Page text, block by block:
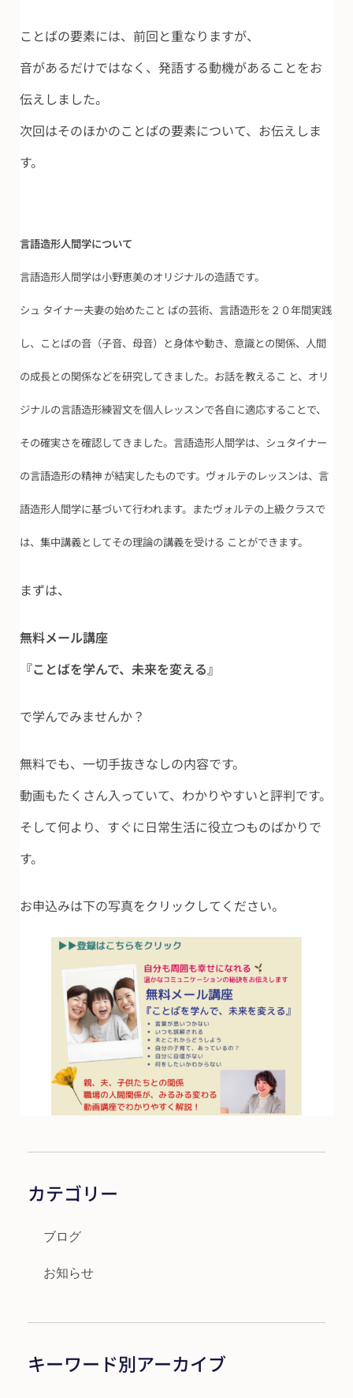
ことばの要素には、前回と重なりますが、
音があるだけではなく、発語する動機があることをお
伝えしました。
次回はそのほかのことばの要素について、お伝えしま
す。
言語造形人間学について
言語造形人間学は小野恵美のオリジナルの造語です。
シュ タイナー夫妻の始めたこと ばの芸術、言語造形を２０年間実践
し、ことばの音（子音、母音）と身体や動き、意識との関係、人間
の成長との関係などを研究してきました。お話を教えるこ と、オリ
ジナルの言語造形練習文を個人レッスンで各自に適応することで、
その確実さを確認してきました。言語造形人間学は、シュタイナー
の言語造形の精神 が結実したものです。ヴォルテのレッスンは、言
語造形人間学に基づいて行われます。またヴォルテの上級クラスで
は、集中講義としてその理論の講義を受ける ことができます。
まずは、
無料メール講座
『ことばを学んで、未来を変える』
で学んでみませんか？
無料でも、一切手抜きなしの内容です。
動画もたくさん入っていて、わかりやすいと評判です。
そして何より、すぐに日常生活に役立つものばかりで
す。
お申込みは下の写真をクリックしてください。
カテゴリー
ブログ
お知らせ
キーワード別アーカイブ